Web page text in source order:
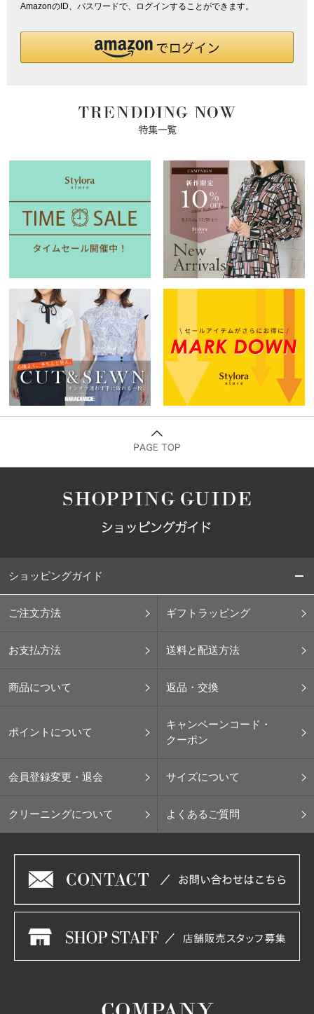
AmazonのID、パスワードで、ログインすることができます。
ショッピングガイド
ご注文方法 ギフトラッピング
お支払方法 送料と配送方法
商品について 返品・交換
ポイントについて
キャンペーンコード・
クーポン
会員登録変更・退会 サイズについて
クリーニングについて よくあるご質問